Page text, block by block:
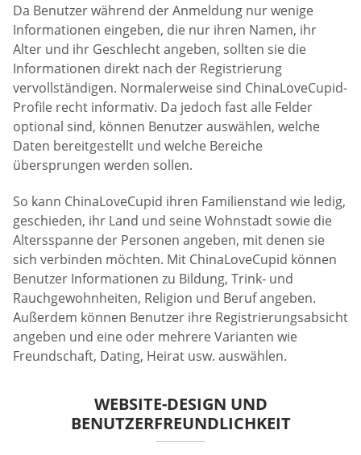
Da Benutzer während der Anmeldung nur wenige
Informationen eingeben, die nur ihren Namen, ihr
Alter und ihr Geschlecht angeben, sollten sie die
Informationen direkt nach der Registrierung
vervollständigen. Normalerweise sind ChinaLoveCupid-
Profile recht informativ. Da jedoch fast alle Felder
optional sind, können Benutzer auswählen, welche
Daten bereitgestellt und welche Bereiche
übersprungen werden sollen.
So kann ChinaLoveCupid ihren Familienstand wie ledig,
geschieden, ihr Land und seine Wohnstadt sowie die
Altersspanne der Personen angeben, mit denen sie
sich verbinden möchten. Mit ChinaLoveCupid können
Benutzer Informationen zu Bildung, Trink- und
Rauchgewohnheiten, Religion und Beruf angeben.
Außerdem können Benutzer ihre Registrierungsabsicht
angeben und eine oder mehrere Varianten wie
Freundschaft, Dating, Heirat usw. auswählen.
WEBSITE-DESIGN UND
BENUTZERFREUNDLICHKEIT